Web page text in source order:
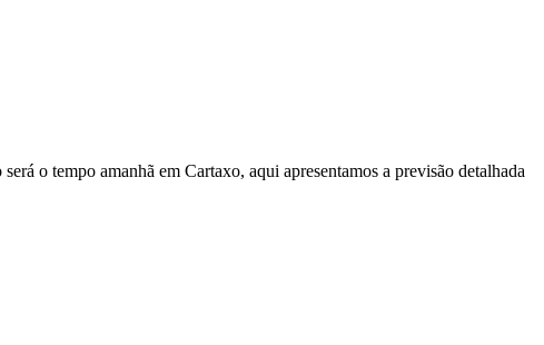
o tempo amanhã em Cartaxo, aqui apresentamos a previsão detalhada